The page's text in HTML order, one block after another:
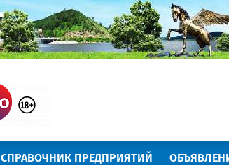
СПРАВОЧНИК ПРЕДПРИЯТИЙ